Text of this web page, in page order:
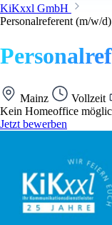
KiKxxl GmbH
Personalreferent (m/w/d)
Mainz Vollzeit
Kein Homeoffice
Jetzt bewerben